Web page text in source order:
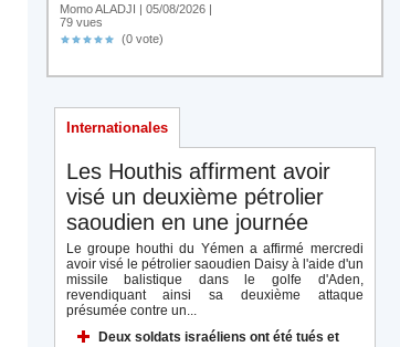
Momo ALADJI | 05/08/2026 |
79 vues
(0 vote)
Internationales
Les Houthis affirment avoir
visé un deuxième pétrolier
saoudien en une journée
Le groupe houthi du Yémen a affirmé mercredi
avoir visé le pétrolier saoudien Daisy à l'aide d'un
missile balistique dans le golfe d'Aden,
revendiquant ainsi sa deuxième attaque
présumée contre un...
Deux soldats israéliens ont été tués et